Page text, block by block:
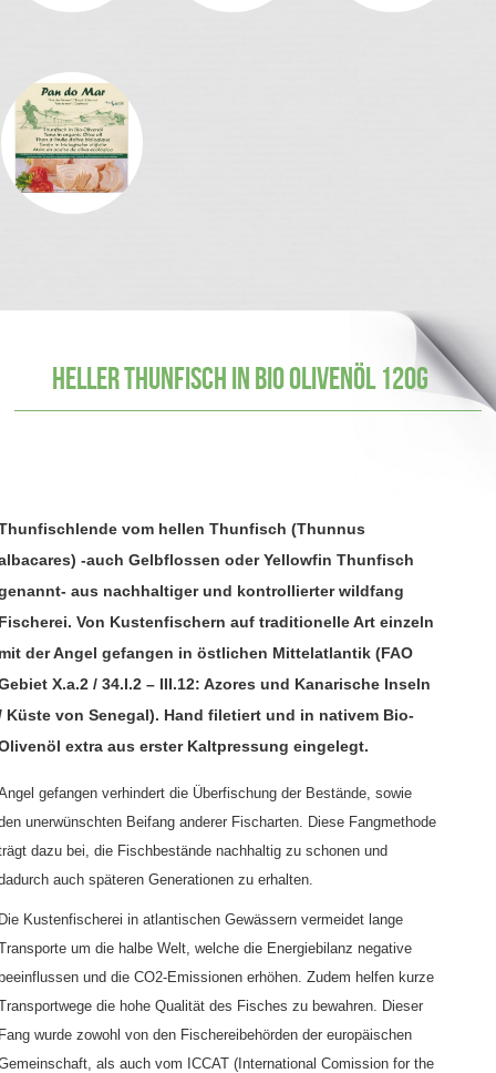
Heller Thunfisch in Bio Olivenöl 120g
vom hellen Thunfisch (Thunnus
-auch Gelbflossen oder Yellowfin Thunfisch
aus nachhaltiger und kontrollierter wildfang
Von Kustenfischern auf traditionelle Art einzeln
der Angel gefangen in östlichen Mittelatlantik (FAO
X.a.2 / 34.I.2 – III.12: Azores und Kanarische Inseln
Küste von Senegal). Hand filetiert und in nativem Bio-
extra aus erster Kaltpressung eingelegt.
gefangen verhindert die Überfischung der Bestände, sowie
unerwünschten Beifang anderer Fischarten. Diese Fangmethode
dazu bei, die Fischbestände nachhaltig zu schonen und
auch späteren Generationen zu erhalten.
Kustenfischerei in atlantischen Gewässern vermeidet lange
um die halbe Welt, welche die Energiebilanz negative
und die CO2-Emissionen erhöhen. Zudem helfen kurze
die hohe Qualität des Fisches zu bewahren. Dieser
wurde zowohl von den Fischereibehörden der europäischen
als auch vom ICCAT (International Comission for the